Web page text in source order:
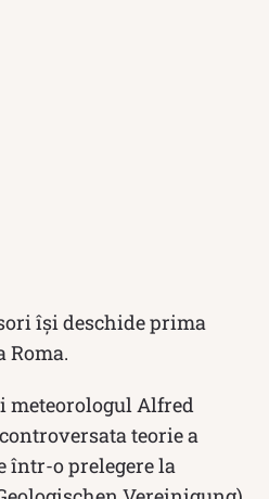
își deschide prima
Roma.
meteorologul Alfred
teorie a
o prelegere la